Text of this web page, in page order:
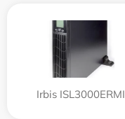
Irbis ISL3000ERMI